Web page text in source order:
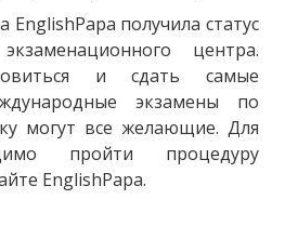
EnglishPapa получила статус
центра.
и сдать самые
экзамены по
могут все желающие. Для
пройти процедуру
EnglishPapa.